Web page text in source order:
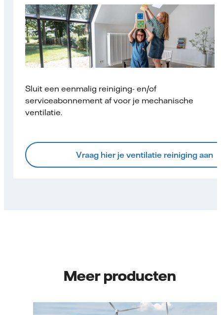
Sluit een eenmalig reiniging- en/of
serviceabonnement af voor je mechanische
ventilatie.
Vraag hier je ventilatie reiniging aan
Meer producten